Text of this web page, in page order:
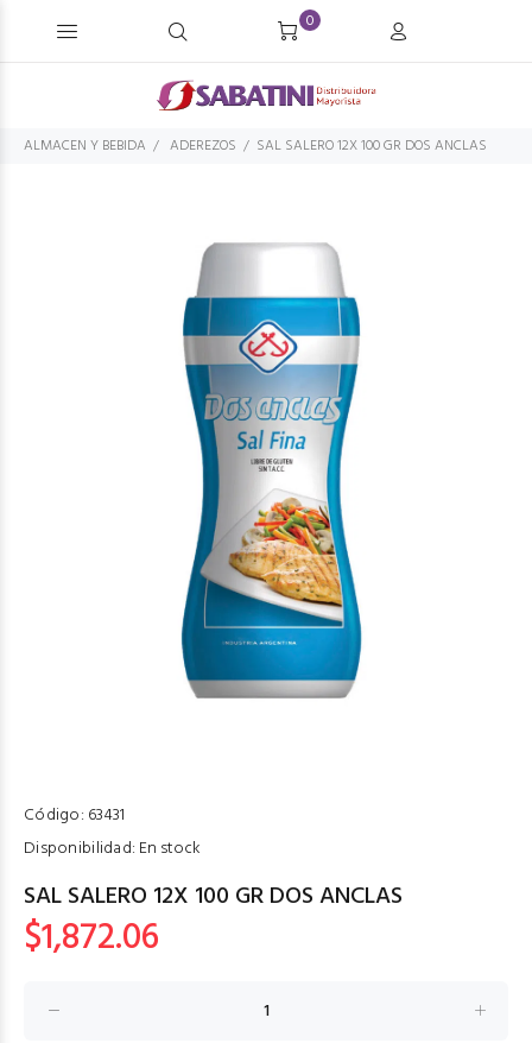
0
ALMACEN Y BEBIDA ADEREZOS SAL SALERO 12X 100 GR DOS ANCLAS
Código: 63431
Disponibilidad: En stock
SAL SALERO 12X 100 GR DOS ANCLAS
$1,872.06